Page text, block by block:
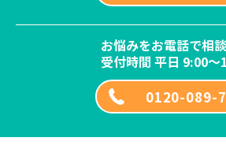
お悩みをお電話で相
受付時間 平日 9:00～
0120-089-